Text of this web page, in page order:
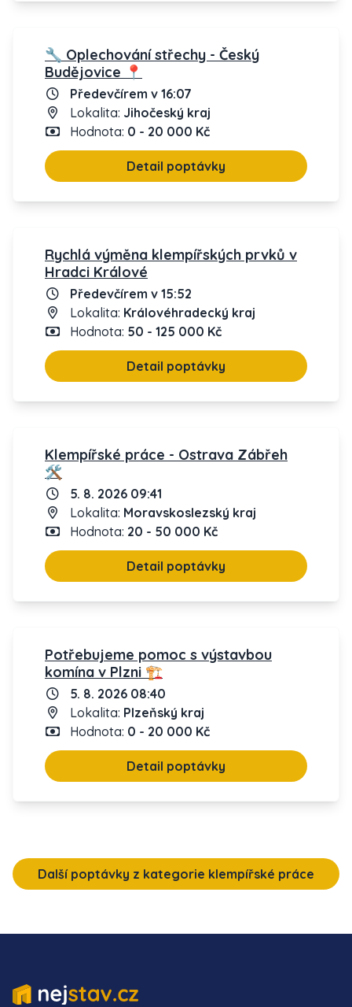
🔧 Oplechování střechy - Český
Budějovice 📍
Předevčírem v 16:07
Lokalita: Jihočeský kraj
Hodnota: 0 - 20 000 Kč
Detail poptávky
Rychlá výměna klempířských prvků v
Hradci Králové
Předevčírem v 15:52
Lokalita: Královéhradecký kraj
Hodnota: 50 - 125 000 Kč
Detail poptávky
Klempířské práce - Ostrava Zábřeh
🛠️
5. 8. 2026 09:41
Lokalita: Moravskoslezský kraj
Hodnota: 20 - 50 000 Kč
Detail poptávky
Potřebujeme pomoc s výstavbou
komína v Plzni 🏗️
5. 8. 2026 08:40
Lokalita: Plzeňský kraj
Hodnota: 0 - 20 000 Kč
Detail poptávky
Další poptávky z kategorie klempířské práce